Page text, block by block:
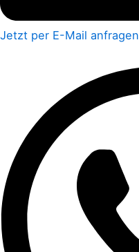
Jetzt per E-Mail anfragen